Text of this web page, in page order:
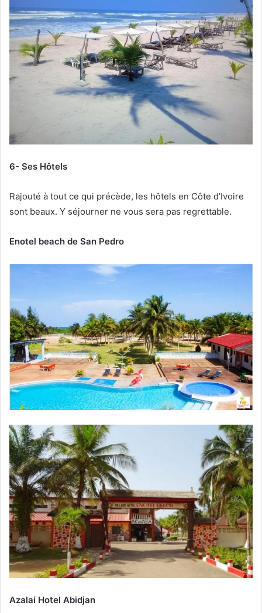
6- Ses Hôtels
Rajouté à tout ce qui précède, les hôtels en Côte d’Ivoire
sont beaux. Y séjourner ne vous sera pas regrettable.
Enotel beach de San Pedro
Azalai Hotel Abidjan